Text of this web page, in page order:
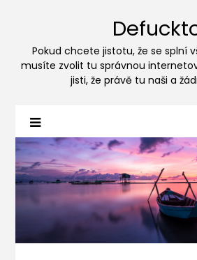
Pokud chcete jistotu, že se splní
musíte zvolit tu správnou
jisti, že právě tu naši a